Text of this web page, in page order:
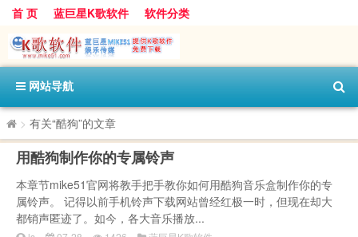
首 页 蓝巨星K歌软件 软件分类
网站导航
> 有关“酷狗”的文章
用酷狗制作你的专属铃声
本章节mike51官网将教手把手教你如何用酷狗音乐盒制作你的专
属铃声。 记得以前手机铃声下载网站曾经红极一时，但现在却大
都销声匿迹了。如今，各大音乐播放...